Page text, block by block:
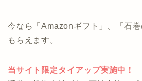
節約、節税、投資に関する総合し
で何度でも利用できる完全無料の
今なら「Amazonギフト」、「石巻